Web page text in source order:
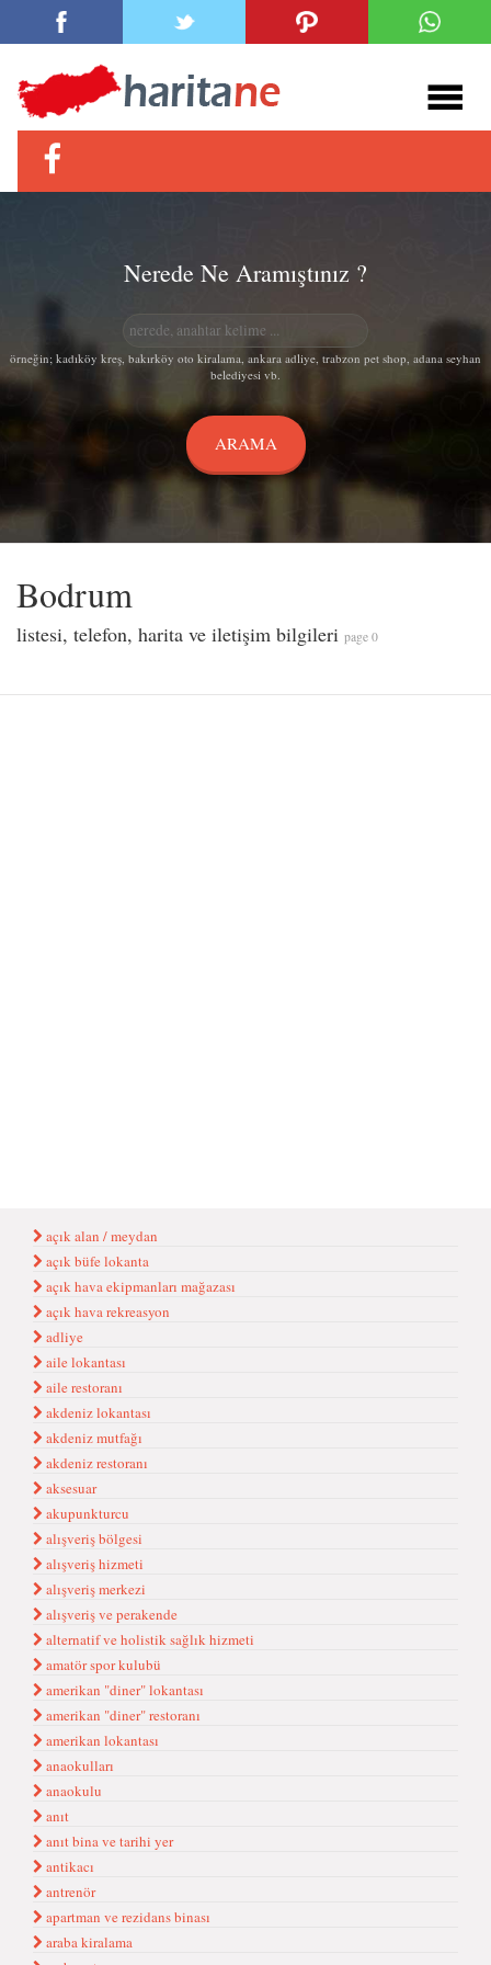
Nerede Ne Aramıştınız ?
örneğin; kadıköy kreş, bakırköy oto kiralama, ankara adliye, trabzon pet shop, adana seyhan
belediyesi vb.
Bodrum
listesi, telefon, harita ve iletişim bilgileri page 0
açık alan / meydan
açık büfe lokanta
açık hava ekipmanları mağazası
açık hava rekreasyon
adliye
aile lokantası
aile restoranı
akdeniz lokantası
akdeniz mutfağı
akdeniz restoranı
aksesuar
akupunkturcu
alışveriş bölgesi
alışveriş hizmeti
alışveriş merkezi
alışveriş ve perakende
alternatif ve holistik sağlık hizmeti
amatör spor kulubü
amerikan "diner" lokantası
amerikan "diner" restoranı
amerikan lokantası
anaokulları
anaokulu
anıt
anıt bina ve tarihi yer
antikacı
antrenör
apartman ve rezidans binası
araba kiralama